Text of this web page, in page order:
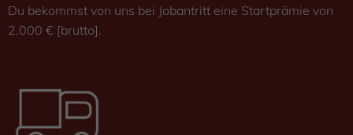
Du bekommst von uns bei Jobantritt eine Startprämie von
2.000 € [brutto].